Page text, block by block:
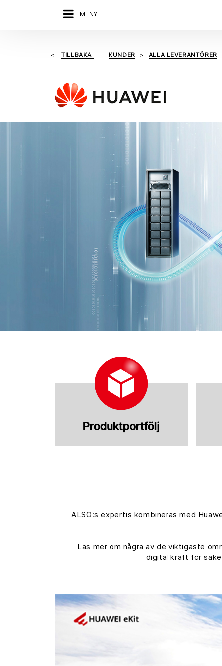
MENY
TILLBAKA KUNDER ALLA LEVERANTÖRER
ALSO:s expertis kombineras med
Läs mer om några av de viktigaste
digital kraft för